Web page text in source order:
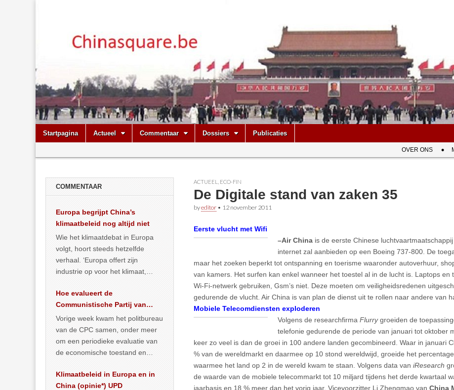
Chinasquare.be
Main
menu
Skip
Startpagina Actueel Commentaar Dossiers Publicaties
menu
OVER ONS
ACTUEEL ECO-FIN
De Digitale stand van zaken 35
byeditor • 12 november 2011
Eerste vlucht met Wifi
–Air China is de eerste Chinese
internet zal aanbieden op een Boeing 737-800. De
maar het zoeken beperkt tot ontspanning en toerisme waaronder autoverhuur,
van kamers. Het surfen kan enkel wanneer het toestel al in de lucht is. Laptops en
Wi-Fi-netwerk gebruiken, Gsm’s niet. Deze moeten om veiligheidsredenen
gedurende de vlucht. Air China is van plan de dienst uit te rollen naar andere van
Mobiele Telecomdiensten exploderen
Volgens de researchfirma Flurrygroeiden de
telefonie gedurende de periode van januari tot oktober
keer zo veel is dan de groei in 100 andere landen gecombineerd. Waar in januari
% van de wereldmarkt en daarmee op 10 stond wereldwijd, groeide het
waarmee het land op 2 in de wereld kwam te staan. Volgens data van iResearch
de waarde van de mobiele telecommarkt tot 10 miljard tijdens het derde kwartaal
jaarbasis en 18 % meer dan het vorig jaar. Vicevoorzitter Li Zhengmao van China
COMMENTAAR
Europa begrijpt China’s
klimaatbeleid nog altijd niet
Wie het klimaatdebat in Europa
volgt, hoort steeds hetzelfde
verhaal. ‘Europa offert zijn
industrie op voor het klimaat,
vergroening… >> lees meer
Hoe evalueert de
Communistische Partij van
China de economische
situatie?
Vorige week kwam het politbureau
van de CPC samen, onder meer
om een periodieke evaluatie van
de economische toestand en
publiceerden… >> lees meer
Klimaatbeleid in Europa en in
China (opinie*) UPD